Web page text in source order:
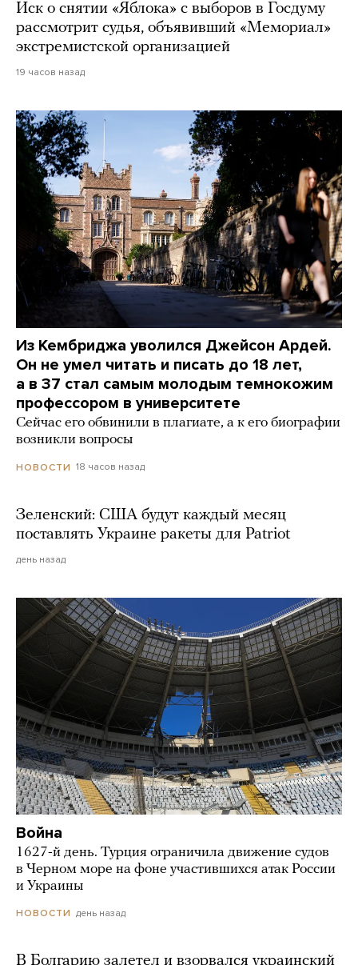
Иск о снятии «Яблока» с выборов в Госдуму
рассмотрит судья, объявивший «Мемориал»
экстремистской организацией
19 часов назад
Из Кембриджа уволился Джейсон Ардей.
Он не умел читать и писать до 18 лет,
а в 37 стал самым молодым темнокожим
профессором в университете
Сейчас его обвинили в плагиате, а к его биографии
возникли вопросы
НОВОСТИ 18 часов назад
Зеленский: США будут каждый месяц
поставлять Украине ракеты для Patriot
день назад
Война
1627-й день. Турция ограничила движение судов
в Черном море на фоне участившихся атак России
и Украины
НОВОСТИ день назад
В Болгарию залетел и взорвался украинский